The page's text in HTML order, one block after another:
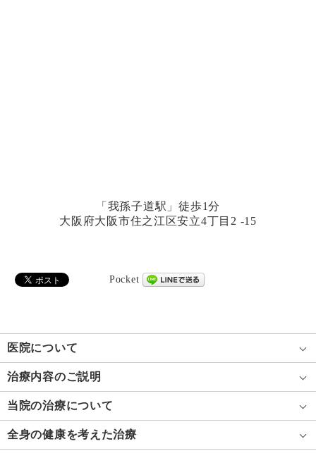
「我孫子道駅」徒歩1分
大阪府大阪市住之江区安立4丁目2 -15
Pocket
医院について
治療内容のご説明
当院の治療について
全身の健康を考えた治療